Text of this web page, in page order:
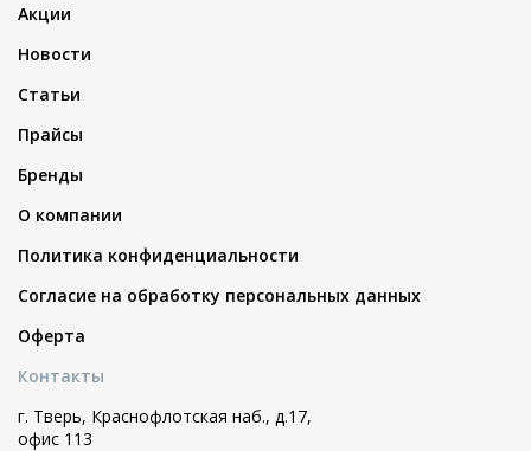
Акции
Новости
Статьи
Прайсы
Бренды
О компании
Политика конфиденциальности
Согласие на обработку персональных данных
Оферта
Контакты
г. Тверь, Краснофлотская наб., д.17,
офис 113